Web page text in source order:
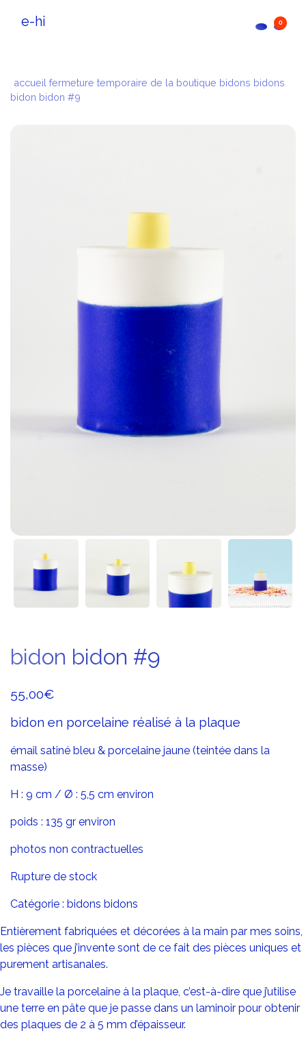
e-hi 0
accueil fermeture temporaire de la boutique bidons bidons
bidon bidon #9
bidon bidon #9
55,00€
bidon en porcelaine réalisé à la plaque
émail satiné bleu & porcelaine jaune (teintée dans la
masse)
H : 9 cm / Ø : 5,5 cm environ
poids : 135 gr environ
photos non contractuelles
Rupture de stock
Catégorie : bidons bidons
Entièrement fabriquées et décorées à la main par mes soins,
les pièces que j’invente sont de ce fait des pièces uniques et
purement artisanales.
Je travaille la porcelaine à la plaque, c’est-à-dire que j’utilise
une terre en pâte que je passe dans un laminoir pour obtenir
des plaques de 2 à 5 mm d’épaisseur.